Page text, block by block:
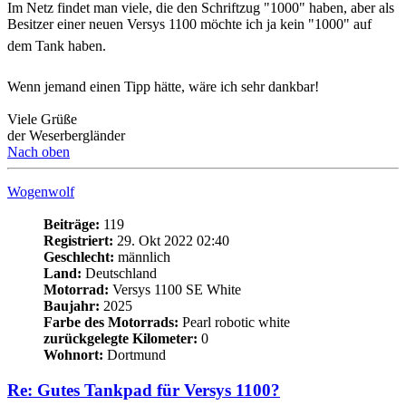
Im Netz findet man viele, die den Schriftzug "1000" haben, aber als
Besitzer einer neuen Versys 1100 möchte ich ja kein "1000" auf
dem Tank haben.
der Weserbergländer
Nach oben
Registriert:29. Okt 2022 02:40
Geschlecht: männlich
Land:Deutschland
Motorrad:Versys 1100 SE White
Baujahr:2025
Farbe des Motorrads:
zurückgelegte Kilometer:0
Wohnort:Dortmund